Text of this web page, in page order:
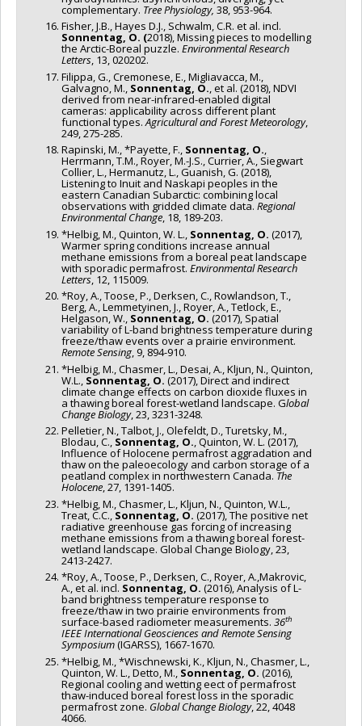
complementary. Tree Physiology, 38, 953-964.
Fisher, J.B., Hayes D.J., Schwalm, C.R. et al. incl.
Sonnentag, O. (2018), Missing pieces to modelling
the Arctic-Boreal puzzle. Environmental Research
Letters, 13, 020202.
Filippa, G., Cremonese, E., Migliavacca, M.,
Galvagno, M., Sonnentag, O., et al. (2018), NDVI
derived from near-infrared-enabled digital
cameras: applicability across different plant
functional types.Agricultural and Forest Meteorology,
249, 275-285.
Rapinski, M., *Payette, F., Sonnentag, O.,
Herrmann, T.M., Royer, M.-J.S., Currier, A., Siegwart
Collier, L., Hermanutz, L., Guanish, G. (2018),
Listening to Inuit and Naskapi peoples in the
eastern Canadian Subarctic: combining local
observations with gridded climate data. Regional
Environmental Change, 18, 189-203.
*Helbig, M., Quinton, W. L., Sonnentag, O. (2017),
Warmer spring conditions increase annual
methane emissions from a boreal peat landscape
with sporadic permafrost. Environmental Research
Letters, 12, 115009.
*Roy, A., Toose, P., Derksen, C., Rowlandson, T.,
Berg, A., Lemmetyinen, J., Royer, A., Tetlock, E.,
Helgason, W., Sonnentag, O. (2017), Spatial
variability of L-band brightness temperature during
freeze/thaw events over a prairie environment.
Remote Sensing, 9, 894-910.
*Helbig, M., Chasmer, L., Desai, A., Kljun, N., Quinton,
W.L., Sonnentag, O. (2017), Direct and indirect
climate change effects on carbon dioxide fluxes in
a thawing boreal forest-wetland landscape. Global
Change Biology, 23, 3231-3248.
Pelletier, N., Talbot, J., Olefeldt, D., Turetsky, M.,
Blodau, C., Sonnentag, O., Quinton, W. L. (2017),
Influence of Holocene permafrost aggradation and
thaw on the paleoecology and carbon storage of a
peatland complex in northwestern Canada. The
Holocene, 27, 1391-1405.
*Helbig, M., Chasmer, L., Kljun, N., Quinton, W.L.,
Treat, C.C., Sonnentag, O. (2017), The positive net
radiative greenhouse gas forcing of increasing
methane emissions from a thawing boreal forest-
wetland landscape. Global Change Biology, 23,
2413-2427.
*Roy, A., Toose, P., Derksen, C., Royer, A.,Makrovic,
A., et al. incl. Sonnentag, O. (2016), Analysis of L-
band brightness temperature response to
freeze/thaw in two prairie environments from
surface-based radiometer measurements. 36th
IEEE International Geosciences and Remote Sensing
Symposium(IGARSS), 1667-1670.
*Helbig, M., *Wischnewski, K., Kljun, N., Chasmer, L.,
Quinton, W. L., Detto, M., Sonnentag, O. (2016),
Regional cooling and wetting eect of permafrost
thaw-induced boreal forest loss in the sporadic
permafrost zone. Global Change Biology, 22, 4048
4066.